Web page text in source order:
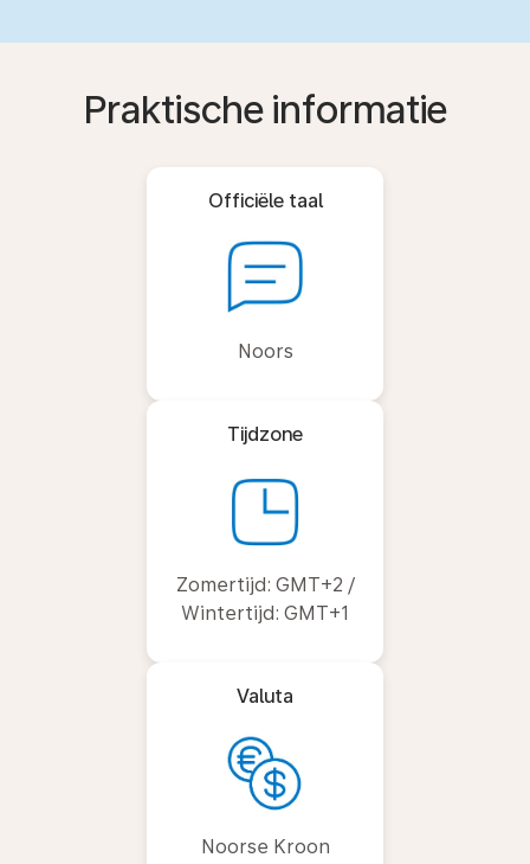
Praktische informatie
Officiële taal
Noors
Tijdzone
Zomertijd: GMT+2 /
Wintertijd: GMT+1
Valuta
Noorse Kroon